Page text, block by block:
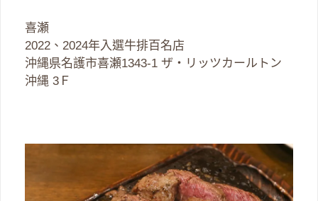
喜瀬
2022、2024年入選牛排百名店
沖縄県名護市喜瀬1343-1 ザ・リッツカールトン
沖縄 3Ｆ